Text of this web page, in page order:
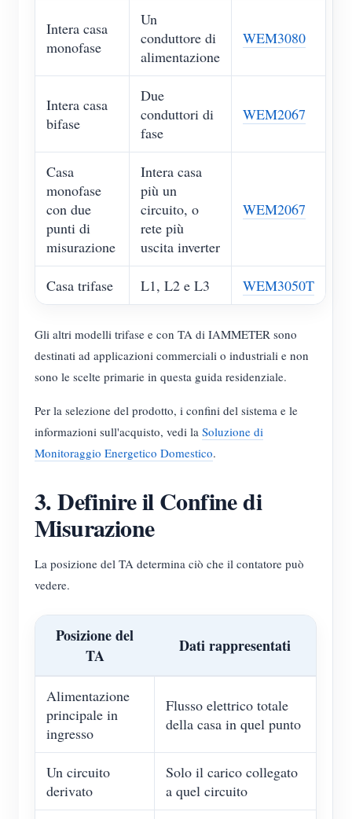
Intera casa
monofase
Un
conduttore di
alimentazione
WEM3080
Intera casa
bifase
Due
conduttori di
fase
WEM2067
Casa
monofase
con due
punti di
misurazione
Intera casa
più un
circuito, o
rete più
uscita inverter
WEM2067
Casa trifase L1, L2 e L3 WEM3050T
Gli altri modelli trifase e con TA di IAMMETER sono
destinati ad applicazioni commerciali o industriali e non
sono le scelte primarie in questa guida residenziale.
Per la selezione del prodotto, i confini del sistema e le
informazioni sull'acquisto, vedi la Soluzione di
Monitoraggio Energetico Domestico.
3. Definire il Confine di
Misurazione
La posizione del TA determina ciò che il contatore può
vedere.
Posizione del
TA
Dati rappresentati
Alimentazione
principale in
ingresso
Flusso elettrico totale
della casa in quel punto
Un circuito
derivato
Solo il carico collegato
a quel circuito